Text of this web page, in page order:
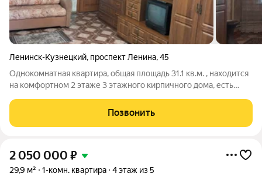
Ленинск-Кузнецкий, проспект Ленина,45
Однокомнатная квартира, общая площадь 31.1 кв.м. , находится
на комфортном 2 этаже 3 этажного кирпичного дома, есть
так же для сдачи в аренду. В квартире выполнен
косметический ремонт, на
Позвонить
2 050 000 ₽
29,9 м² 1-комн. квартира 4 этаж из 5